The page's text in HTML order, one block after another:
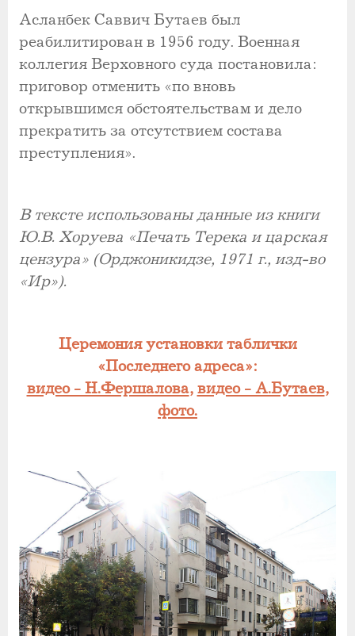
Асланбек Саввич Бутаев был
реабилитирован в 1956 году. Военная
коллегия Верховного суда постановила:
приговор отменить «по вновь
открывшимся обстоятельствам и дело
прекратить за отсутствием состава
преступления».
В тексте использованы данные из книги
Ю.В. Хоруева «Печать Терека и царская
цензура» (Орджоникидзе, 1971 г., изд-во
«Ир»).
Церемония установки таблички
«Последнего адреса»:
видео - Н.Фершалова, видео - А.Бутаев,
фото.